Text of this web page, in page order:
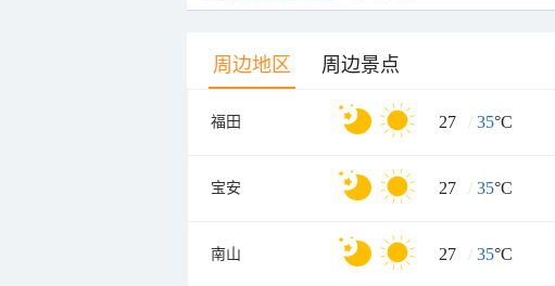
周边地区 周边景点
福田 27 / 35°C
宝安 27 / 35°C
南山 27 / 35°C